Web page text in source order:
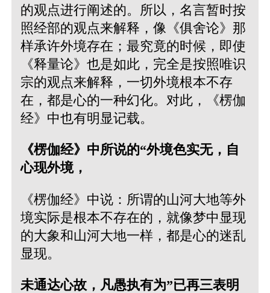
的观点进行阐述的。所以，名言暂时按
照经部的观点来解释，像《俱舍论》那
样承许外境存在；最究竟的时候，即使
《释量论》也是如此，完全是按照唯识
宗的观点来解释，一切外境根本不存
在，都是心的一种幻化。对此，《楞伽
经》中也有明显记载。
《楞伽经》中所说的“外境色实无，自
心现外境，
《楞伽经》中说：所谓的山河大地等外
境实际是根本不存在的，就像梦中显现
的大象和山河大地一样，都是心的迷乱
显现。
未通达心故，凡愚执有为”已再三表明